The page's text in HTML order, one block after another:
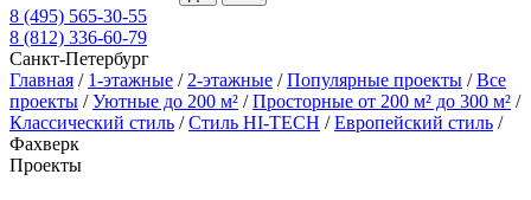
8 (495) 565-30-55
8 (812) 336-60-79
Санкт-Петербург
Главная / 1-этажные / 2-этажные /Популярные проекты /Все
проекты /Уютные до 200 м² /Просторные от 200 м² до 300 м² /
Классический стиль /Стиль HI-TECH /Европейский стиль /
Фахверк
Проекты